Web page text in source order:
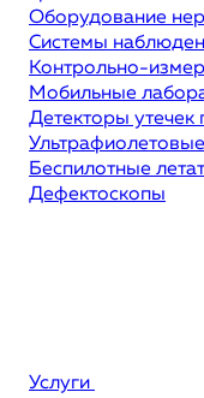
Оборудование
Системы
Контрольно-
Мобильные
Детекторы утечек
Беспилотные
Дефектоскопы
Услуги